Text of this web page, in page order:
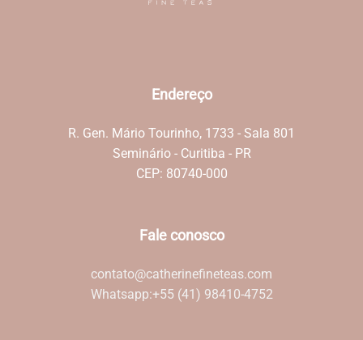
Endereço
R. Gen. Mário Tourinho, 1733 - Sala 801
Seminário - Curitiba - PR
CEP: 80740-000
Fale conosco
contato@catherinefineteas.com
Whatsapp:+55 (41) 98410-4752